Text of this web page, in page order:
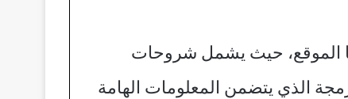
الموقع، حيث يشمل شروحات
الذي يتضمن المعلومات الهامة